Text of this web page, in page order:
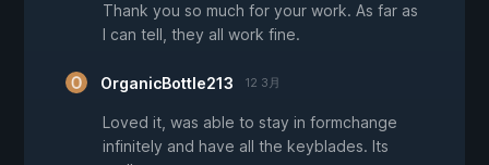
Thank you so much for your work. As far as
I can tell, they all work fine.
OrganicBottle213 12 3月
Loved it, was able to stay in formchange
infinitely and have all the keyblades. Its